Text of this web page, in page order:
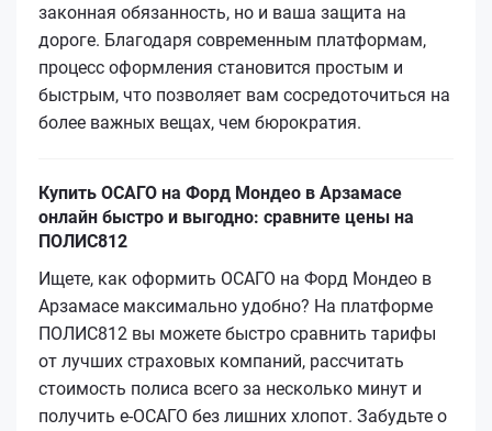
законная обязанность, но и ваша защита на
дороге. Благодаря современным платформам,
процесс оформления становится простым и
быстрым, что позволяет вам сосредоточиться на
более важных вещах, чем бюрократия.
Купить ОСАГО на Форд Мондео в Арзамасе
онлайн быстро и выгодно: сравните цены на
ПОЛИС812
Ищете, как оформить ОСАГО на Форд Мондео в
Арзамасе максимально удобно? На платформе
ПОЛИС812 вы можете быстро сравнить тарифы
от лучших страховых компаний, рассчитать
стоимость полиса всего за несколько минут и
получить e-ОСАГО без лишних хлопот. Забудьте о